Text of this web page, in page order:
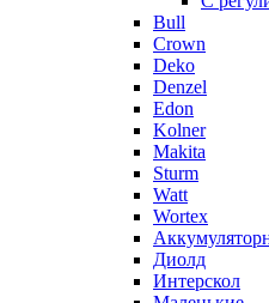
Bull
Crown
Deko
Denzel
Edon
Kolner
Makita
Sturm
Watt
Wortex
Диолд
Интерскол